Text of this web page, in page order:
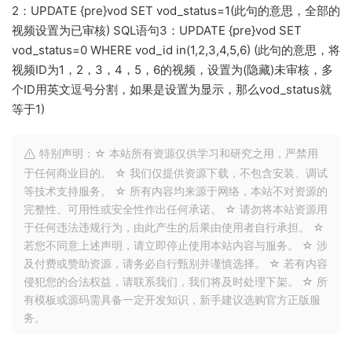
2：UPDATE {pre}vod SET vod_status=1(此句的意思，全部的
视频设置为已审核) SQL语句3：UPDATE {pre}vod SET
vod_status=0 WHERE vod_id in(1,2,3,4,5,6) (此句的意思，将
视频ID为1，2，3，4，5，6的视频，设置为(隐藏)未审核，多
个ID用英文逗号分割，如果是设置为显示，那么vod_status就
等于1)
特别声明：☆ 本站所有资源仅供学习和研究之用，严禁用
于任何商业目的。 ☆ 我们仅提供资源下载，不包含安装、调试
等技术支持服务。 ☆ 所有内容均来源于网络，本站不对资源的
完整性、可用性或安全性作出任何承诺。 ☆ 请勿将本站资源用
于任何违法违规行为，由此产生的后果由使用者自行承担。 ☆
若您不同意上述声明，请立即停止使用本站内容与服务。 ☆ 涉
及付费或赞助资源，请务必自行甄别并谨慎选择。 ☆ 若有内容
侵犯您的合法权益，请联系我们，我们将及时处理下架。 ☆ 所
有模板或源码需具备一定开发知识，新手建议选购官方正版服
务。